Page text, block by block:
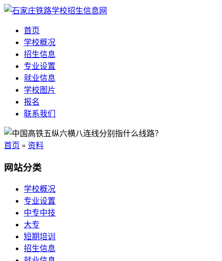
首页
学校概况
招生信息
专业设置
就业信息
学校图片
报名
联系我们
首页 » 资料
网站分类
学校概况
专业设置
中专中技
大专
短期培训
招生信息